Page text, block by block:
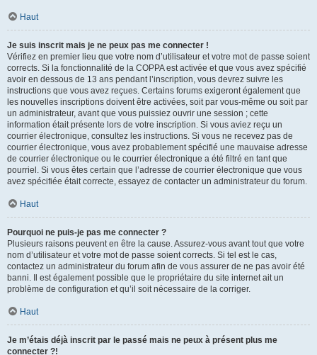
Haut
Je suis inscrit mais je ne peux pas me connecter !
Vérifiez en premier lieu que votre nom d’utilisateur et votre mot de passe soient
corrects. Si la fonctionnalité de la COPPA est activée et que vous avez spécifié
avoir en dessous de 13 ans pendant l’inscription, vous devrez suivre les
instructions que vous avez reçues. Certains forums exigeront également que
les nouvelles inscriptions doivent être activées, soit par vous-même ou soit par
un administrateur, avant que vous puissiez ouvrir une session ; cette
information était présente lors de votre inscription. Si vous aviez reçu un
courrier électronique, consultez les instructions. Si vous ne recevez pas de
courrier électronique, vous avez probablement spécifié une mauvaise adresse
de courrier électronique ou le courrier électronique a été filtré en tant que
pourriel. Si vous êtes certain que l’adresse de courrier électronique que vous
avez spécifiée était correcte, essayez de contacter un administrateur du forum.
Haut
Pourquoi ne puis-je pas me connecter ?
Plusieurs raisons peuvent en être la cause. Assurez-vous avant tout que votre
nom d’utilisateur et votre mot de passe soient corrects. Si tel est le cas,
contactez un administrateur du forum afin de vous assurer de ne pas avoir été
banni. Il est également possible que le propriétaire du site internet ait un
problème de configuration et qu’il soit nécessaire de la corriger.
Haut
Je m’étais déjà inscrit par le passé mais ne peux à présent plus me
connecter ?!